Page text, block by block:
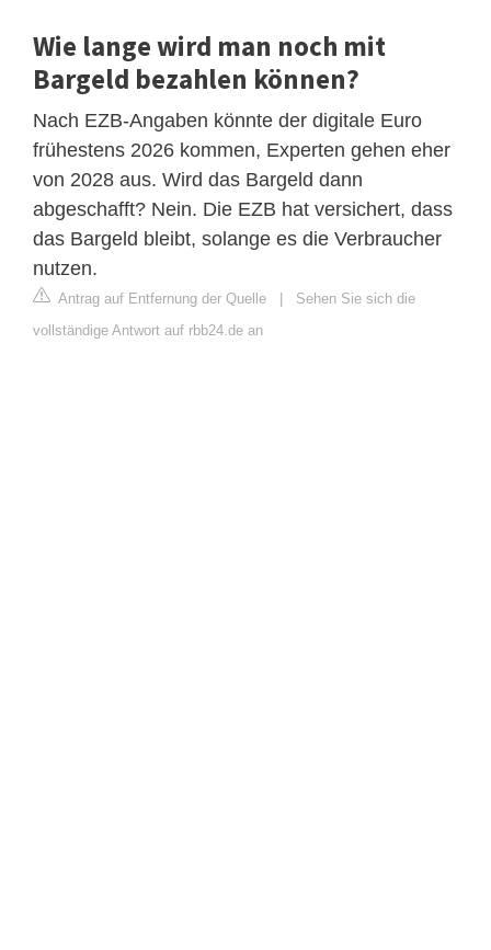
Wie lange wird man noch mit
Bargeld bezahlen können?
Nach EZB-Angaben könnte der digitale Euro
frühestens 2026 kommen, Experten gehen eher
von 2028 aus. Wird das Bargeld dann
abgeschafft? Nein. Die EZB hat versichert, dass
das Bargeld bleibt, solange es die Verbraucher
nutzen.
Antrag auf Entfernung der Quelle | Sehen Sie sich die
vollständige Antwort auf rbb24.de an